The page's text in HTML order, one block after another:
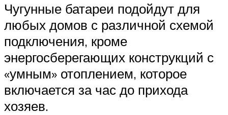
Чугунные батареи подойдут для
любых домов с различной схемой
подключения, кроме
энергосберегающих конструкций с
«умным» отоплением, которое
включается за час до прихода
хозяев.